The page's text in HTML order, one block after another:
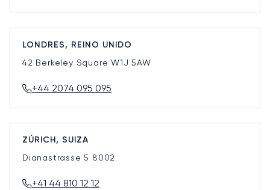
LONDRES, REINO UNIDO
42 Berkeley SquareW1J 5AW
+44 2074 095 095
ZÚRICH, SUIZA
Dianastrasse 5 8002
+41 44 810 12 12